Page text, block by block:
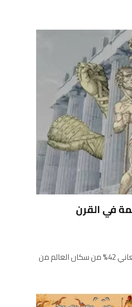
في القرن
قسطنطين بانيجيريس/المحادثة وفقًا لأطلس السمنة العالمي، سيعاني 42% من سكان العالم من